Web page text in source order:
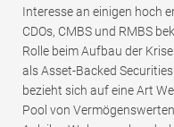
Interesse an einigen hoch
CDOs, CMBS und RMBS
Rolle beim Aufbau der
als Asset-Backed
bezieht sich auf eine Art
Pool von